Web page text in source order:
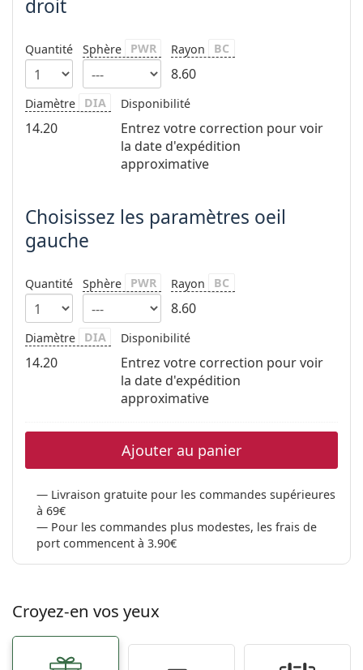
Toutes les marques
Prada
Toutes les marques
droit
Quantité Sphère PWR Rayon BC
8.60
Diamètre DIA
14.20
Disponibilité
Entrez votre correction pour voir
la date d'expédition
approximative
Choisissez les paramètres oeil
gauche
Quantité Sphère PWR Rayon BC
8.60
Diamètre DIA
14.20
Disponibilité
Entrez votre correction pour voir
la date d'expédition
approximative
Ajouter au panier
Livraison gratuite pour les commandes supérieures
à 69€
Pour les commandes plus modestes, les frais de
port commencent à 3.90€
Croyez-en vos yeux